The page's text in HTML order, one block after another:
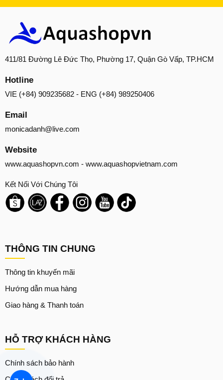
411/81 Đường Lê Đức Thọ, Phường 17, Quận Gò Vấp, TP.HCM
Hotline
VIE (+84) 909235682 - ENG (+84) 989250406
Email
monicadanh@live.com
Website
www.aquashopvn.com - www.aquashopvietnam.com
Kết Nối Với Chúng Tôi
THÔNG TIN CHUNG
Thông tin khuyến mãi
Hướng dẫn mua hàng
Giao hàng & Thanh toán
HỖ TRỢ KHÁCH HÀNG
Chính sách bảo hành